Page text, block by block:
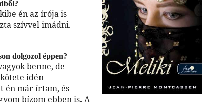
én az írója is
szívvel imádni.
dolgozol éppen?
benne, de
idén
én már írtam, és
bízom ebben is. A